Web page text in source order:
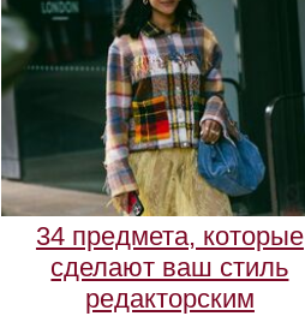
34 предмета, которые
сделают ваш стиль
редакторским